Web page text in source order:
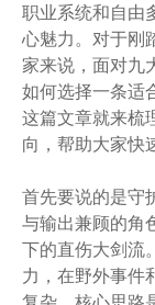
职业系统和自由
心魅力。对于刚
家来说，面对九
如何选择一条适
这篇文章就来梳
向，帮助大家快
首先要说的是守
与输出兼顾的角
下的直伤大剑流
力，在野外事件